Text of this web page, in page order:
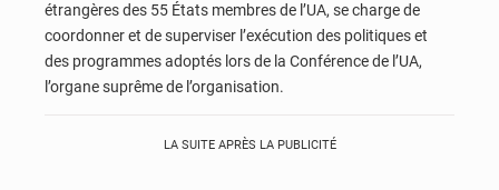
étrangères des 55 États membres de l’UA, se charge de
coordonner et de superviser l’exécution des politiques et
des programmes adoptés lors de la Conférence de l’UA,
l’organe suprême de l’organisation.
LA SUITE APRÈS LA PUBLICITÉ